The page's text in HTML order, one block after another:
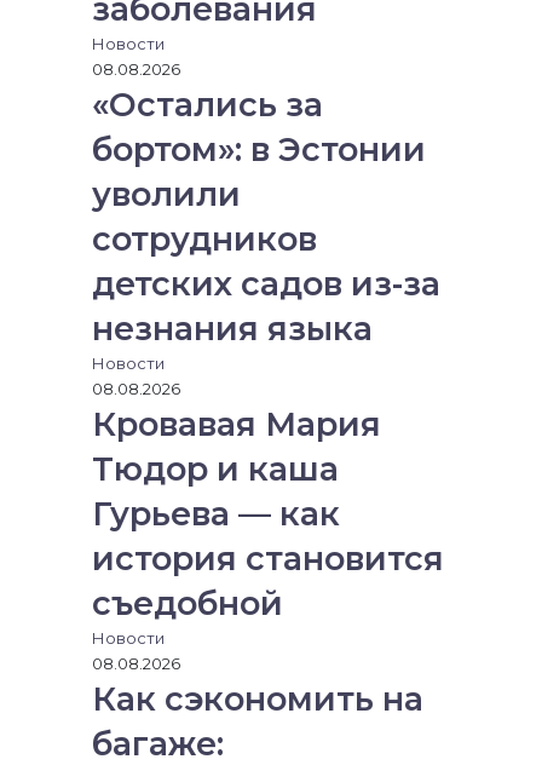
е
т
о
н
у
п
ч
у
заболевания
Новости
08.08.2026
«Остались за
бортом»: в Эстонии
уволили
сотрудников
детских садов из-за
незнания языка
Новости
08.08.2026
Кровавая Мария
Тюдор и каша
Гурьева — как
история становится
съедобной
Новости
08.08.2026
Как сэкономить на
багаже: